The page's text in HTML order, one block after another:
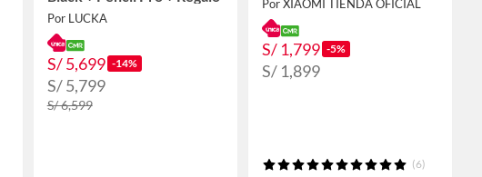
Por LUCKA
S/ 5,699 -14%
S/ 5,799
S/ 6,599
Por XIAOMI TIENDA OFICIAL
S/ 1,799 -5%
S/ 1,899
(6)